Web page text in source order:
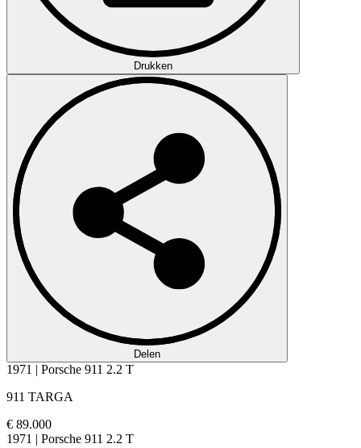
Drukken
Delen
1971 | Porsche 911 2.2 T
911 TARGA
€ 89.000
1971 | Porsche 911 2.2 T